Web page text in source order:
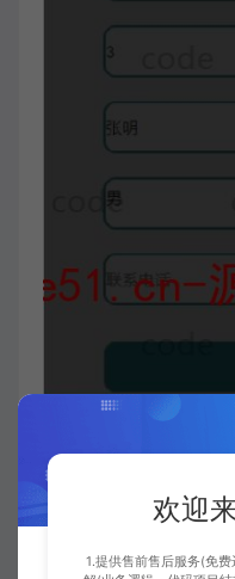
欢迎
1.提供售前售后服务(免